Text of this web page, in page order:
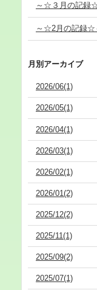
～☆３月の記録
～☆2月の記録☆
月別アーカイブ
2026/06(1)
2026/05(1)
2026/04(1)
2026/03(1)
2026/02(1)
2026/01(2)
2025/12(2)
2025/11(1)
2025/09(2)
2025/07(1)